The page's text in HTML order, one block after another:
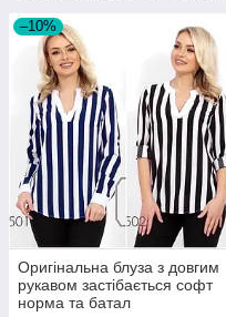
–10%
Оригінальна блуза з довгим
рукавом застібається софт
норма та батал